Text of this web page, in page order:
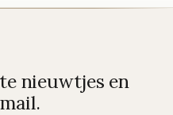
nieuwtjes en